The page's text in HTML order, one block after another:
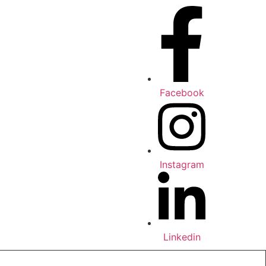
Facebook
Instagram
Linkedin